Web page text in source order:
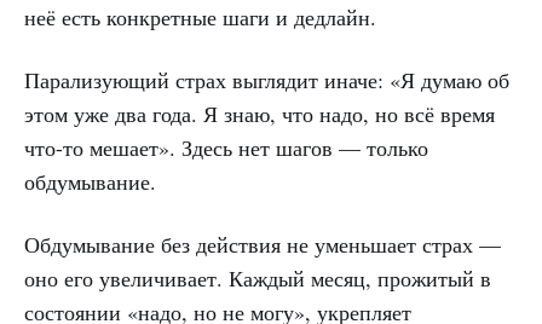
неё есть конкретные шаги и дедлайн.
Парализующий страх выглядит иначе: «Я думаю об
этом уже два года. Я знаю, что надо, но всё время
что-то мешает». Здесь нет шагов — только
обдумывание.
Обдумывание без действия не уменьшает страх —
оно его увеличивает. Каждый месяц, прожитый в
состоянии «надо, но не могу», укрепляет